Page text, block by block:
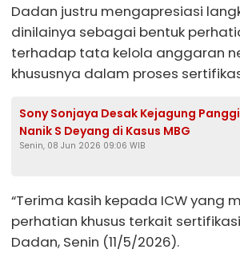
Dadan justru mengapresiasi
dinilainya sebagai bentuk
terhadap tata kelola anggaran
khususnya dalam proses
Sony Sonjaya Desak Kejagung
Nanik S Deyang di Kasus MBG
Senin, 08 Jun 2026 09:06 WIB
“Terima kasih kepada ICW yang
perhatian khusus terkait
Dadan, Senin (11/5/2026).